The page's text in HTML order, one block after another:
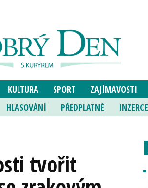
KULTURA SPORT ZAJÍMAVOSTI
HLASOVÁNÍ PŘEDPLATNÉ INZERCE
tvořit